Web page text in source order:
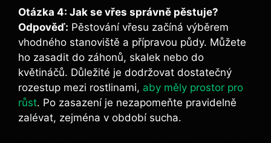
Otázka 4: Jak se vřes správně pěstuje?
Odpověď: Pěstování vřesu začíná výběrem
vhodného stanoviště a přípravou půdy. Můžete
ho zasadit do záhonů, skalek nebo do
květináčů. Důležité je dodržovat dostatečný
rozestup mezi rostlinami, aby měly prostor pro
růst. Po zasazení je nezapomeňte pravidelně
zalévat, zejména v období sucha.